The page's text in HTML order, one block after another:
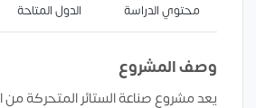
محتوي الدراسة
الدول المتاحة
وصف المشروع
يعد مشروع صناعة الستائر المتحركة من